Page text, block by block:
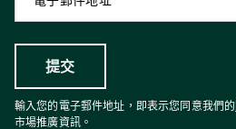
輸入您的電子郵件地址，即表示您同意我們的
市場推廣資訊。